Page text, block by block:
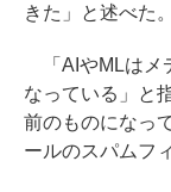
きた」と述べた。
「AIやMLはメ
なっている」と
前のものになっ
ールのスパムフ